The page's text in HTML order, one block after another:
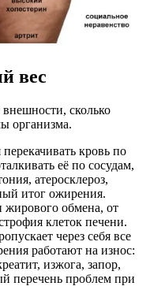
вес
сколько
организма.
кровь по
её по сосудам,
атеросклероз,
итог ожирения.
жирового обмена, от
клеток печени.
через себя все
работают на износ:
изжога, запор,
перечень проблем при